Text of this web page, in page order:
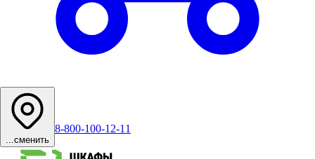
...сменить
8-800-100-12-11